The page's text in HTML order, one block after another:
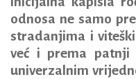
odnosa ne samo
stradanjima i
već i prema patnji
univerzalnim